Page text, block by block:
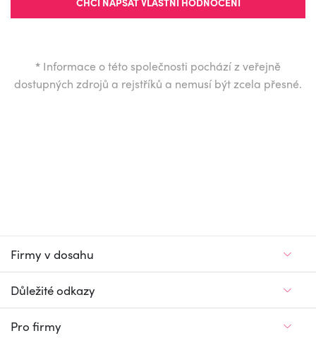
* Informace o této společnosti pochází z veřejně
dostupných zdrojů a rejstříků a nemusí být zcela přesné.
Firmy v dosahu
Důležité odkazy
Pro firmy